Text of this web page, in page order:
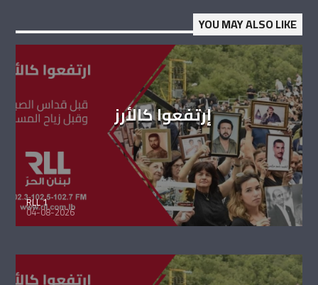
YOU MAY ALSO LIKE
إرتفعوا كالأرز
RLL 1
04-08-2026